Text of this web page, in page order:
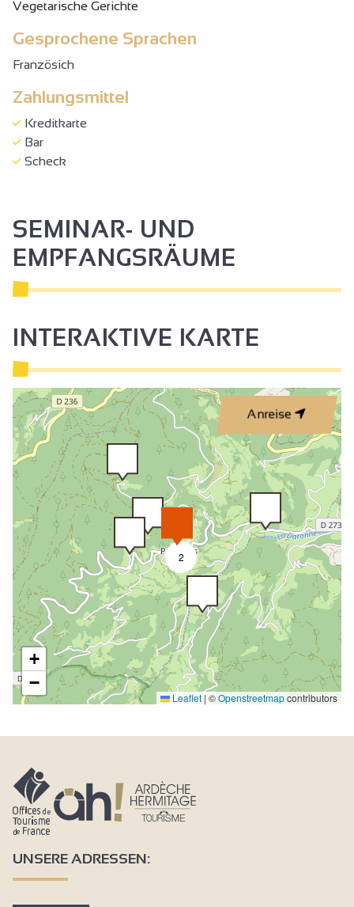
Vegetarische Gerichte
Gesprochene Sprachen
Französich
Zahlungsmittel
Kreditkarte
Bar
Scheck
SEMINAR- UND
EMPFANGSRÄUME
INTERAKTIVE KARTE
Anreise
2
+
−
Leaflet | ©Openstreetmapcontributors
UNSERE ADRESSEN: